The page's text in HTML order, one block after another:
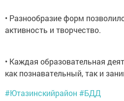
• Разнообразие форм
активность и творчество.
• Каждая образовательная
как познавательный, так и
#Ютазинскийрайон #БДД